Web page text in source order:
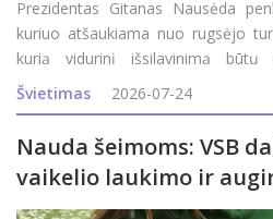
Prezidentas Gitanas Nausėda
kuriuo atšaukiama nuo rugsėjo
kurią vidurinį išsilavinimą būtų
valstybinius brandos egzaminus.
Prezidentūra.&nb
Švietimas 2026-07-24
Nauda šeimoms: VSB
vaikelio laukimo ir